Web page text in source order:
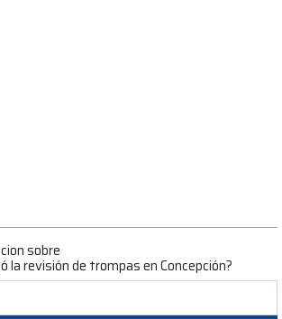
sobre
la revisión de trompas en Concepción?